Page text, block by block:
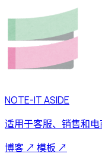
NOTE-IT ASIDE
适用于客服、销售和电
博客 ↗ 模板 ↗